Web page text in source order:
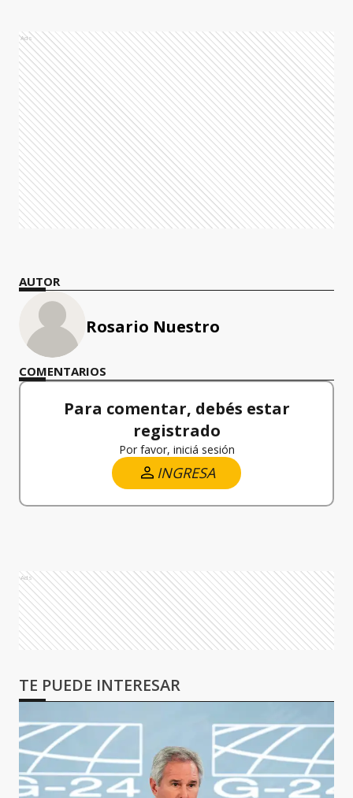
Ads
AUTOR
Rosario Nuestro
COMENTARIOS
Para comentar, debés estar
registrado
Por favor, iniciá sesión
INGRESA
Ads
TE PUEDE INTERESAR